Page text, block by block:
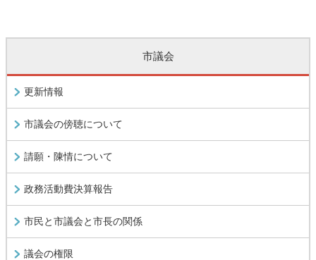
市議会
更新情報
市議会の傍聴について
請願・陳情について
政務活動費決算報告
市民と市議会と市長の関係
議会の権限